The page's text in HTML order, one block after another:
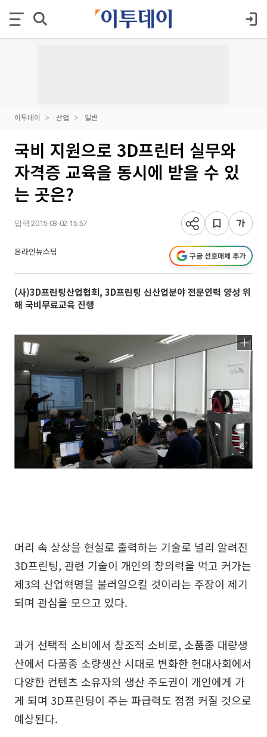
이투데이 산업 일반
국비 지원으로 3D프린터 실무와
자격증 교육을 동시에 받을 수 있
는 곳은?
입력 2015-03-02 15:57
온라인뉴스팀 구글 선호매체 추가
(사)3D프린팅산업협회, 3D프린팅 신산업분야 전문인력 양성 위
해 국비무료교육 진행
머리 속 상상을 현실로 출력하는 기술로 널리 알려진
3D프린팅, 관련 기술이 개인의 창의력을 먹고 커가는
제3의 산업혁명을 불러일으킬 것이라는 주장이 제기
되며 관심을 모으고 있다.
과거 선택적 소비에서 창조적 소비로, 소품종 대량생
산에서 다품종 소량생산 시대로 변화한 현대사회에서
다양한 컨텐츠 소유자의 생산 주도권이 개인에게 가
게 되며 3D프린팅이 주는 파급력도 점점 커질 것으로
예상된다.